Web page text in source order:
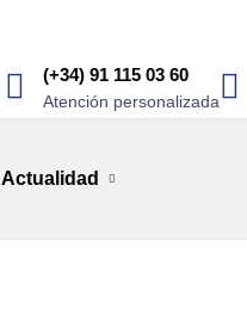
(+34) 91 115 03 60
Atención personalizada
Actualidad